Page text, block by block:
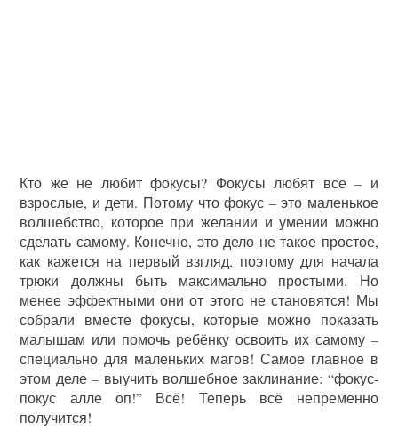
Кто же не любит фокусы? Фокусы любят все – и
взрослые, и дети. Потому что фокус – это маленькое
волшебство, которое при желании и умении можно
сделать самому. Конечно, это дело не такое простое,
как кажется на первый взгляд, поэтому для начала
трюки должны быть максимально простыми. Но
менее эффектными они от этого не становятся! Мы
собрали вместе фокусы, которые можно показать
малышам или помочь ребёнку освоить их самому –
специально для маленьких магов! Самое главное в
этом деле – выучить волшебное заклинание: “фокус-
покус алле оп!” Всё! Теперь всё непременно
получится!